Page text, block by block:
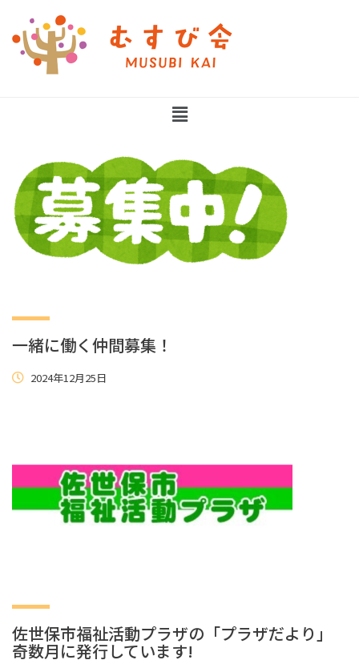
一緒に働く仲間募集！
2024年12月25日
佐世保市福祉活動プラザの「プラザだより」
奇数月に発行しています!